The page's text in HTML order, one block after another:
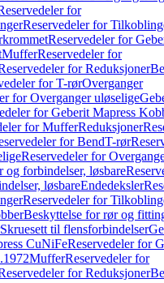
for
Reservedeler for
Reservedeler for
MufferReservedeler for
for Reduksjoner
for T-rørOverganger
for Overganger uløselige
for Geberit Mapress
for MufferReduksjoner
for BendT-rør
Reservedeler for
og forbindelser, løsbare
løsbareEndedeksler
Reservedeler for
Beskyttelse for rør og
Skruesett til flensforbindelser
CuNiFeReservedeler for
MufferReservedeler for
for Reduksjoner